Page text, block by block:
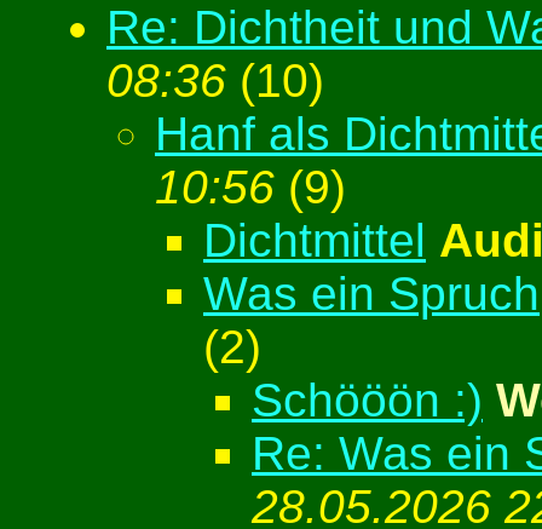
Re: Dichtheit und
08:36 (10)
Hanf als
10:56 (9)
Dichtmittel
Was ein Spruch
(2)
Schööön :)
Re: Was ein
28.05.2026